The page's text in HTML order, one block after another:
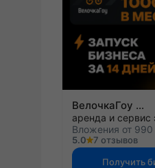
ВелочкаГоу
Вложения от
5.0
7 отзывов
Получить